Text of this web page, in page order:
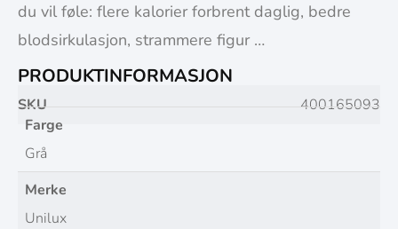
du vil føle: flere kalorier forbrent daglig, bedre
blodsirkulasjon, strammere figur …
PRODUKTINFORMASJON
SKU
400165093
Farge
Grå
Merke
Unilux